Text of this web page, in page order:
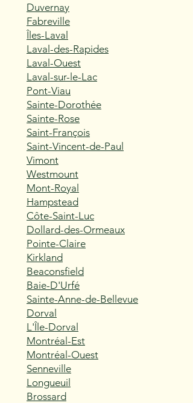
Duvernay
Fabreville
Îles-Laval
Laval-des-Rapides
Laval-Ouest
Laval-sur-le-Lac
Pont-Viau
Sainte-Dorothée
Sainte-Rose
Saint-François
Saint-Vincent-de-Paul
Vimont
Westmount
Mont-Royal
Hampstead
Côte-Saint-Luc
Dollard-des-Ormeaux
Pointe-Claire
Kirkland
Beaconsfield
Baie-D'Urfé
Sainte-Anne-de-Bellevue
Dorval
L'Île-Dorval
Montréal-Est
Montréal-Ouest
Senneville
Longueuil
Brossard